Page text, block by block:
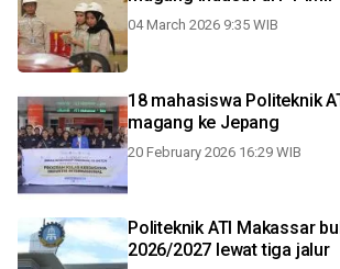
04 March 2026 9:35 WIB
18 mahasiswa Politeknik
magang ke Jepang
20 February 2026 16:29 WIB
Politeknik ATI Makassar
2026/2027 lewat tiga jalur